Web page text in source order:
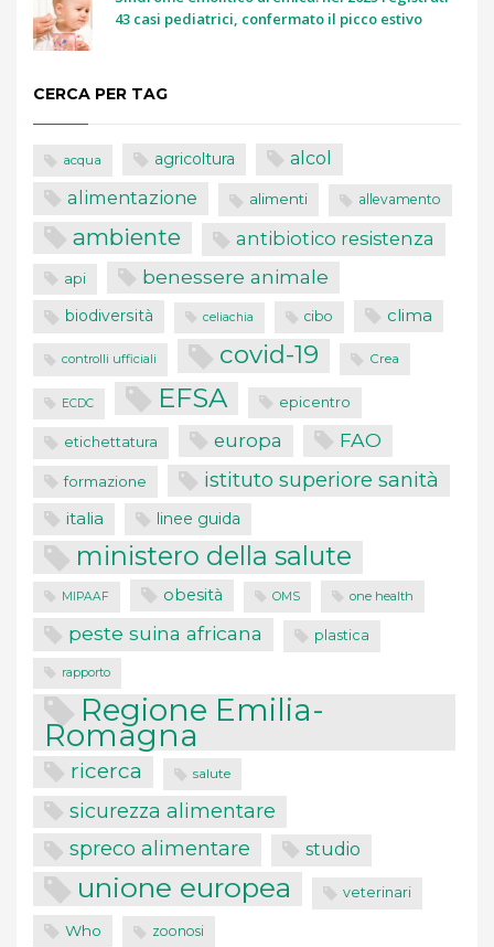
43 casi pediatrici, confermato il picco estivo
CERCA PER TAG
acqua agricoltura alcol
alimentazione alimenti allevamento
ambiente antibiotico resistenza
api benessere animale
biodiversità celiachia cibo clima
controlli ufficiali covid-19 Crea
ECDC EFSA epicentro
etichettatura europa FAO
formazione istituto superiore sanità
italia linee guida
ministero della salute
MIPAAF obesità OMS one health
peste suina africana plastica
rapporto
Regione Emilia-
Romagna
ricerca salute
sicurezza alimentare
spreco alimentare studio
unione europea veterinari
Who zoonosi